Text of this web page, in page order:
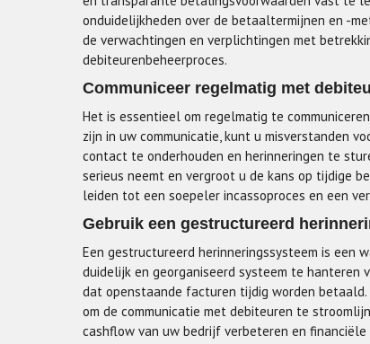
onduidelijkheden over de betaaltermijnen en -
de verwachtingen en verplichtingen met
debiteurenbeheerproces.
Communiceer regelmatig met
Het is essentieel om regelmatig te
zijn in uw communicatie, kunt u misverstanden
contact te onderhouden en herinneringen te
serieus neemt en vergroot u de kans op tijdige
leiden tot een soepeler incassoproces en een
Gebruik een gestructureerd
Een gestructureerd herinneringssysteem is een
duidelijk en georganiseerd systeem te hanteren
dat openstaande facturen tijdig worden
om de communicatie met debiteuren te
cashflow van uw bedrijf verbeteren en financiële